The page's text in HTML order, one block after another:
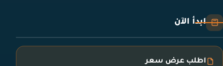
ابدأ الآن
اطلب عرض سعر